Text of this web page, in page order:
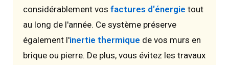
considérablement vos factures d'énergie tout
au long de l'année. Ce système préserve
également l'inertie thermique de vos murs en
brique ou pierre. De plus, vous évitez les travaux